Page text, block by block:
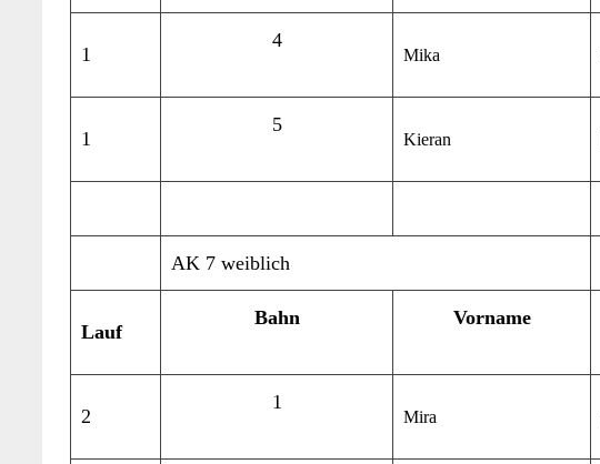
1
4
Mika
1
5
Kieran
AK 7 weiblich
Lauf
Bahn Vorname
2
1
Mira